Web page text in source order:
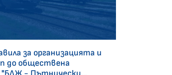
за организацията и
до обществена